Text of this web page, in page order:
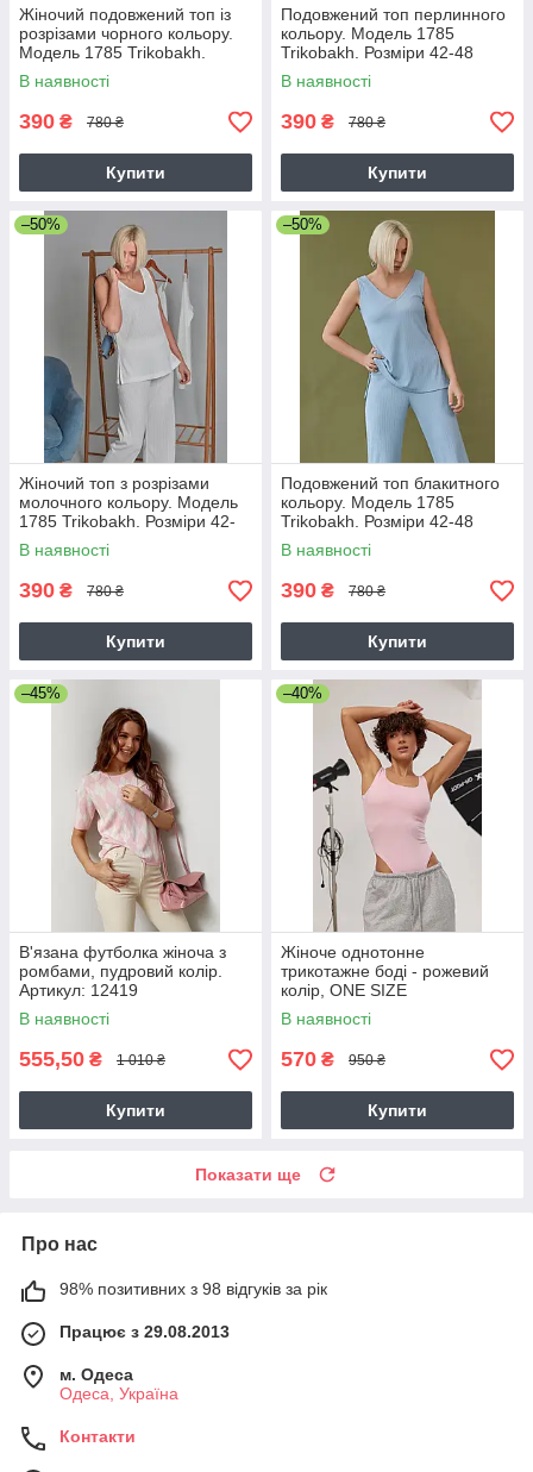
Жіночий подовжений топ із
розрізами чорного кольору.
Модель 1785 Trikobakh.
Розмір 42-44
В наявності
390 ₴ 780 ₴
Купити
Подовжений топ перлинного
кольору. Модель 1785
Trikobakh. Розміри 42-48
В наявності
390 ₴ 780 ₴
Купити
–50%
Жіночий топ з розрізами
молочного кольору. Модель
1785 Trikobakh. Розміри 42-
48
В наявності
390 ₴ 780 ₴
Купити
–50%
Подовжений топ блакитного
кольору. Модель 1785
Trikobakh. Розміри 42-48
В наявності
390 ₴ 780 ₴
Купити
–45%
В'язана футболка жіноча з
ромбами, пудровий колір.
Артикул: 12419
В наявності
555,50 ₴ 1 010 ₴
Купити
–40%
Жіноче однотонне
трикотажне боді - рожевий
колір, ONE SIZE
В наявності
570 ₴ 950 ₴
Купити
Показати ще
Про нас
98% позитивних з 98 відгуків за рік
Працює з 29.08.2013
м. Одеса
Одеса, Україна
Контакти